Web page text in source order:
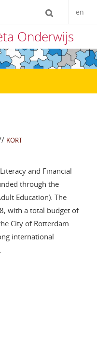
en
Onderwijs
KORT
and Financial
through the
Education). The
with a total budget of
City of Rotterdam
international